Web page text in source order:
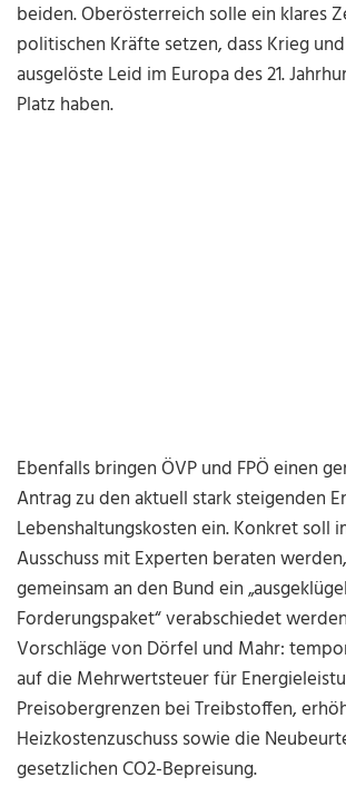
beiden. Oberösterreich solle ein klares
politischen Kräfte setzen, dass Krieg
ausgelöste Leid im Europa des 21.
Platz haben.
Ebenfalls bringen ÖVP und FPÖ einen
Antrag zu den aktuell stark steigenden
Lebenshaltungskosten ein. Konkret soll
Ausschuss mit Experten beraten
gemeinsam an den Bund ein
Forderungspaket“ verabschiedet
Vorschläge von Dörfel und Mahr:
auf die Mehrwertsteuer für
Preisobergrenzen bei Treibstoffen,
Heizkostenzuschuss sowie die
gesetzlichen CO2-Bepreisung.